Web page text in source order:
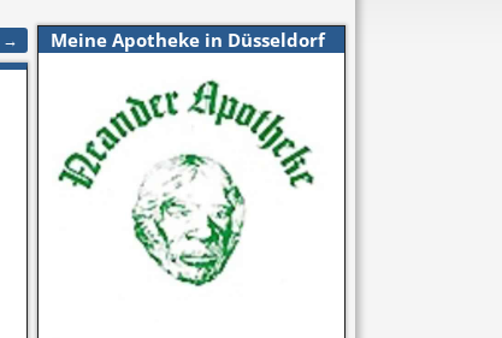
→ Meine Apotheke in Düsseldorf